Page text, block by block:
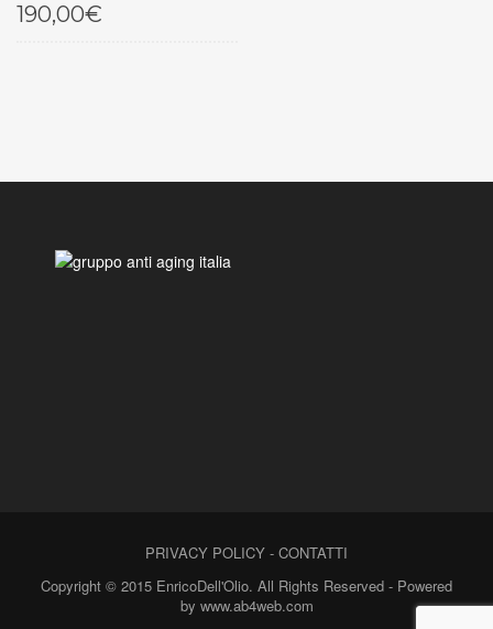
190,00€
PRIVACY POLICY - CONTATTI
Copyright © 2015 EnricoDell'Olio. All Rights Reserved - Powered
by www.ab4web.com